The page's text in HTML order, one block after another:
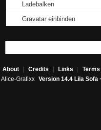
Ladebalken
Gravatar einbinden
About Credits Links
Alice-Grafixx Version 14.4 Lila Sofa